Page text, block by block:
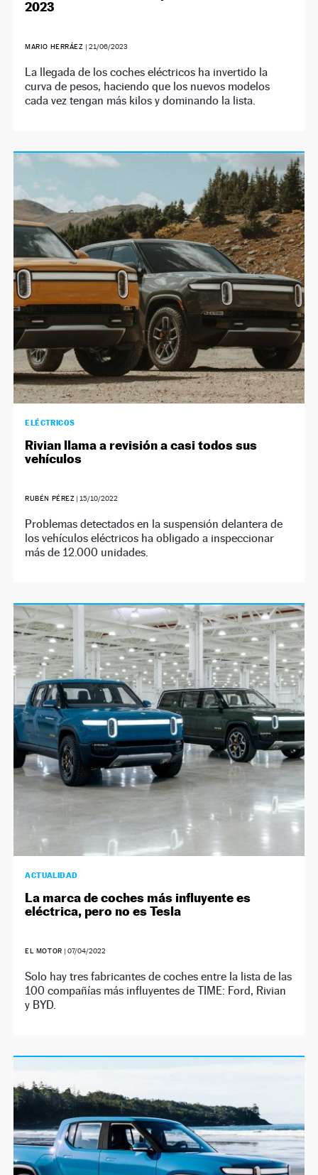
2023
MARIO HERRÁEZ | 21/06/2023
La llegada de los coches eléctricos ha invertido la
curva de pesos, haciendo que los nuevos modelos
cada vez tengan más kilos y dominando la lista.
ELÉCTRICOS
Rivian llama a revisión a casi todos sus
vehículos
RUBÉN PÉREZ | 15/10/2022
Problemas detectados en la suspensión delantera de
los vehículos eléctricos ha obligado a inspeccionar
más de 12.000 unidades.
ACTUALIDAD
La marca de coches más influyente es
eléctrica, pero no es Tesla
EL MOTOR | 07/04/2022
Solo hay tres fabricantes de coches entre la lista de las
100 compañías más influyentes de TIME: Ford, Rivian
y BYD.